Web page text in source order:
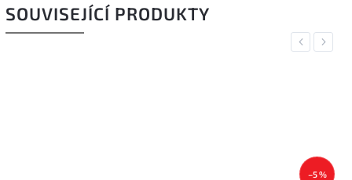
SOUVISEJÍCÍ PRODUKTY
Previous
–5 %
Next